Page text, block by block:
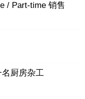
/ Part-time 销售
厨房杂工